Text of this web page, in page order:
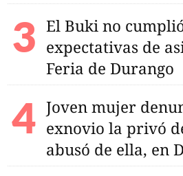
El Buki no
expectativas de
Feria de Durango
Joven mujer
exnovio la privó
abusó de ella, en